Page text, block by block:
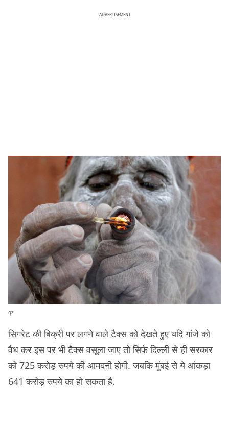
ADVERTISEMENT
qz
सिगरेट की बिक्री पर लगने वाले टैक्स को देखते हुए यदि गांजे को
वैध कर इस पर भी टैक्स वसूला जाए तो सिर्फ़ दिल्ली से ही सरकार
को 725 करोड़ रुपये की आमदनी होगी. जबकि मुंबई से ये आंकड़ा
641 करोड़ रुपये का हो सकता है.